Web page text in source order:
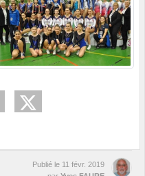
Publié le 11 févr. 2019